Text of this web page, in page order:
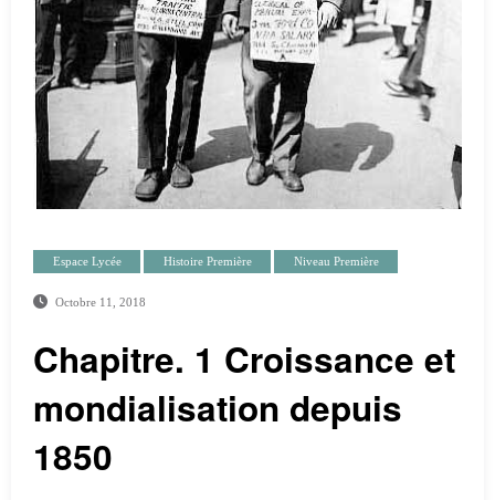
Espace Lycée Histoire Première Niveau Première
Octobre 11, 2018
Chapitre. 1 Croissance et
mondialisation depuis
1850